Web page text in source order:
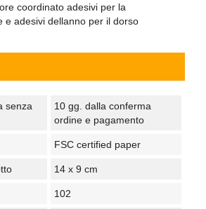
coordinato adesivi per la
e adesivi dellanno per il dorso
senza
10 gg. dalla conferma
ordine e pagamento
FSC certified paper
14 x 9 cm
102